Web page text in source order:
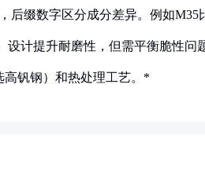
缀数字区分成分差异。例如M35
计提升耐磨性，但需平衡脆性问
钒钢）和热处理工艺。*